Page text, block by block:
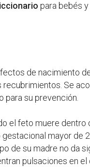
para bebés
de nacimiento
Se
para su prevención.
el feto muere
mayor de
de su madre no da
pulsaciones en